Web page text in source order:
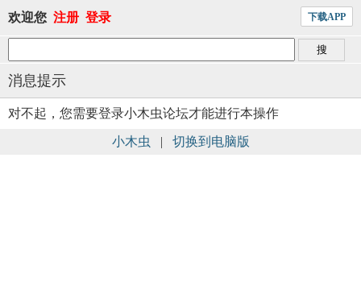
欢迎您 注册 登录 下载APP
消息提示
对不起，您需要登录小木虫论坛才能进行本操作
小木虫 | 切换到电脑版